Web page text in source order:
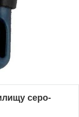
серо-